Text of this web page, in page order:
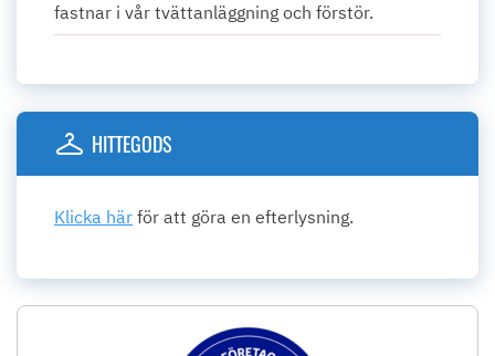
fastnar i vår tvättanläggning och förstör.
HITTEGODS
Klicka här för att göra en efterlysning.